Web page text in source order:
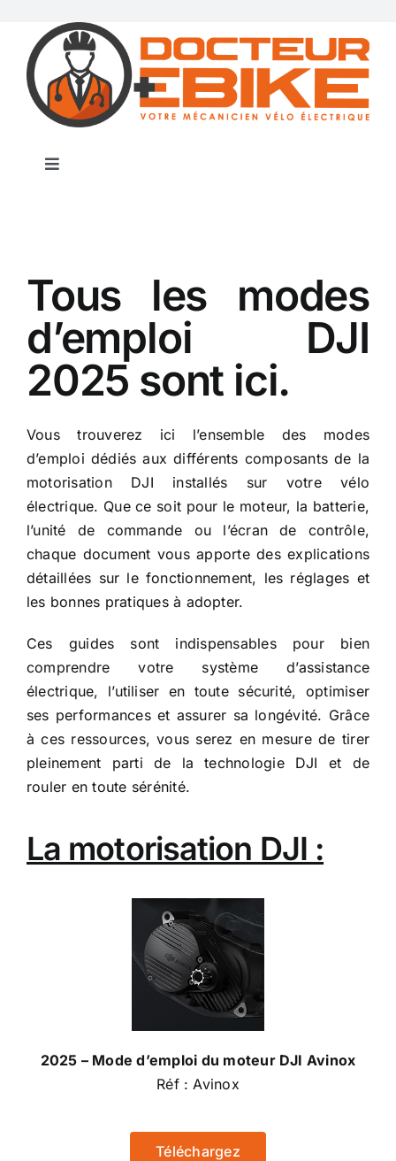
contenu
Toggle
Certification
Magasins
Actus
Contact
Tous les modes
d’emploi DJI
2025 sont ici.
Vous trouverez ici l’ensemble des modes
d’emploi dédiés aux différents composants de la
motorisation DJI installés sur votre vélo
électrique. Que ce soit pour le moteur, la batterie,
l’unité de commande ou l’écran de contrôle,
chaque document vous apporte des explications
détaillées sur le fonctionnement, les réglages et
les bonnes pratiques à adopter.
Ces guides sont indispensables pour bien
comprendre votre système d’assistance
électrique, l’utiliser en toute sécurité, optimiser
ses performances et assurer sa longévité. Grâce
à ces ressources, vous serez en mesure de tirer
pleinement parti de la technologie DJI et de
rouler en toute sérénité.
La motorisation DJI :
2025 – Mode d’emploi du moteur DJI Avinox
Réf : Avinox
Téléchargez